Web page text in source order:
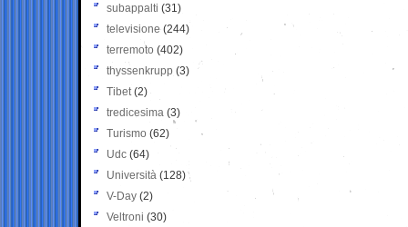
subappalti (31)
televisione(244)
terremoto (402)
thyssenkrupp (3)
Tibet(2)
tredicesima (3)
Turismo (62)
Udc (64)
Università (128)
V-Day (2)
Veltroni (30)